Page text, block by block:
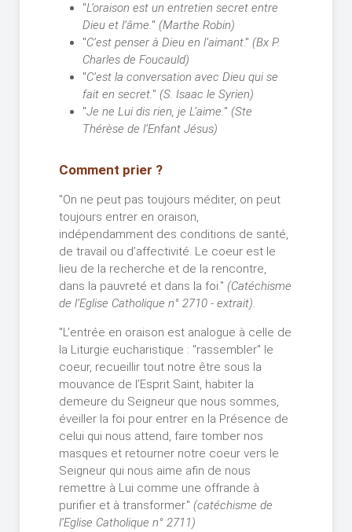
"L’oraison est un entretien secret entre
Dieu et l’âme." (Marthe Robin)
"C’est penser à Dieu en l’aimant." (Bx P.
Charles de Foucauld)
"C’est la conversation avec Dieu qui se
fait en secret." (S. Isaac le Syrien)
"Je ne Lui dis rien, je L’aime." (Ste
Thérèse de l’Enfant Jésus)
Comment prier ?
"On ne peut pas toujours méditer, on peut
toujours entrer en oraison,
indépendamment des conditions de santé,
de travail ou d’affectivité. Le coeur est le
lieu de la recherche et de la rencontre,
dans la pauvreté et dans la foi." (Catéchisme
de l’Eglise Catholique n° 2710 - extrait).
"L’entrée en oraison est analogue à celle de
la Liturgie eucharistique : "rassembler" le
coeur, recueillir tout notre être sous la
mouvance de l’Esprit Saint, habiter la
demeure du Seigneur que nous sommes,
éveiller la foi pour entrer en la Présence de
celui qui nous attend, faire tomber nos
masques et retourner notre coeur vers le
Seigneur qui nous aime afin de nous
remettre à Lui comme une offrande à
purifier et à transformer." (catéchisme de
l’Eglise Catholique n° 2711)